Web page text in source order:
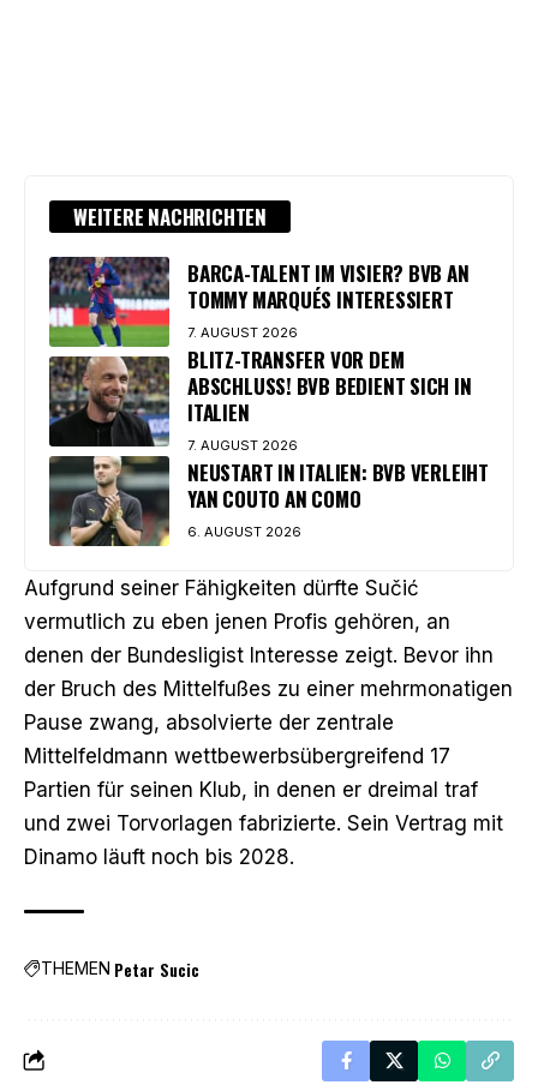
WEITERE NACHRICHTEN
BARCA-TALENT IM VISIER? BVB AN
TOMMY MARQUÉS INTERESSIERT
7. AUGUST 2026
BLITZ-TRANSFER VOR DEM
ABSCHLUSS! BVB BEDIENT SICH IN
ITALIEN
7. AUGUST 2026
NEUSTART IN ITALIEN: BVB VERLEIHT
YAN COUTO AN COMO
6. AUGUST 2026
Aufgrund seiner Fähigkeiten dürfte Sučić
vermutlich zu eben jenen Profis gehören, an
denen der Bundesligist Interesse zeigt. Bevor ihn
der Bruch des Mittelfußes zu einer mehrmonatigen
Pause zwang, absolvierte der zentrale
Mittelfeldmann wettbewerbsübergreifend 17
Partien für seinen Klub, in denen er dreimal traf
und zwei Torvorlagen fabrizierte. Sein Vertrag mit
Dinamo läuft noch bis 2028.
THEMEN Petar Sucic